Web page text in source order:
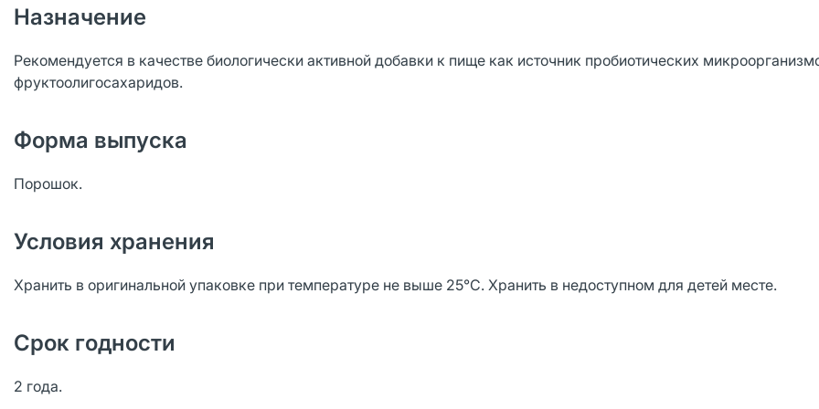
Назначение
Рекомендуется в качестве биологически активной добавки к пище как источник пробиотических
фруктоолигосахаридов.
Форма выпуска
Порошок.
Условия хранения
Хранить в оригинальной упаковке при температуре не выше 25°С. Хранить в недоступном для детей месте.
Срок годности
2 года.